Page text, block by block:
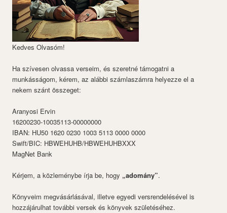
Kedves Olvasóm!
Ha szívesen olvassa verseim, és szeretné támogatni a
munkásságom, kérem, az alábbi számlaszámra helyezze el a
nekem szánt összeget:
Aranyosi Ervin
16200230-10035113-00000000
IBAN: HU50 1620 0230 1003 5113 0000 0000
Swift/BIC: HBWEHUHB/HBWEHUHBXXX
MagNet Bank
Kérjem, a közleménybe írja be, hogy „adomány”.
Könyveim megvásárlásával, illetve egyedi versrendelésével is
hozzájárulhat további versek és könyvek születéséhez.